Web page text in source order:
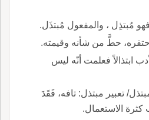
، فهو مُبتذِل ، والمفعول مُبتذَل.
احتقره، حطَّ من شأنه وقيمته.
ابتذالاً فعلمت أنّه ليس
تعبير مبتذل: تافه، فَقَدَ
الاستعمال.